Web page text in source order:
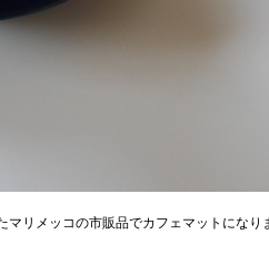
マリメッコの市販品でカフェマットになり